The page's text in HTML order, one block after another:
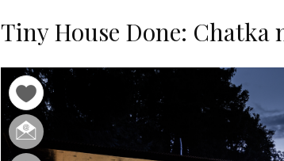
Tiny House Done: Chatka